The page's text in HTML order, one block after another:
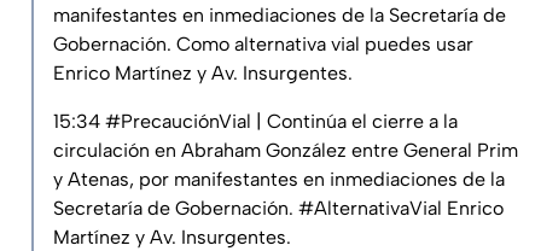
manifestantes en inmediaciones de la Secretaría de
Gobernación. Como alternativa vial puedes usar
Enrico Martínez y Av. Insurgentes.
15:34 #PrecauciónVial | Continúa el cierre a la
circulación en Abraham González entre General Prim
y Atenas, por manifestantes en inmediaciones de la
Secretaría de Gobernación. #AlternativaVial Enrico
Martínez y Av. Insurgentes.